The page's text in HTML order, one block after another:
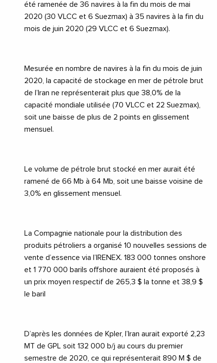
été ramenée de 36 navires à la fin du mois de mai
2020 (30 VLCC et 6 Suezmax) à 35 navires à la fin du
mois de juin 2020 (29 VLCC et 6 Suezmax).
Mesurée en nombre de navires à la fin du mois de juin
2020, la capacité de stockage en mer de pétrole brut
de l’Iran ne représenterait plus que 38,0% de la
capacité mondiale utilisée (70 VLCC et 22 Suezmax),
soit une baisse de plus de 2 points en glissement
mensuel.
Le volume de pétrole brut stocké en mer aurait été
ramené de 66 Mb à 64 Mb, soit une baisse voisine de
3,0% en glissement mensuel.
La Compagnie nationale pour la distribution des
produits pétroliers a organisé 10 nouvelles sessions de
vente d’essence via l’IRENEX. 183 000 tonnes onshore
et 1 770 000 barils offshore auraient été proposés à
un prix moyen respectif de 265,3 $ la tonne et 38,9 $
le baril
D’après les données de Kpler, l’Iran aurait exporté 2,23
MT de GPL soit 132 000 b/j au cours du premier
semestre de 2020, ce qui représenterait 890 M $ de